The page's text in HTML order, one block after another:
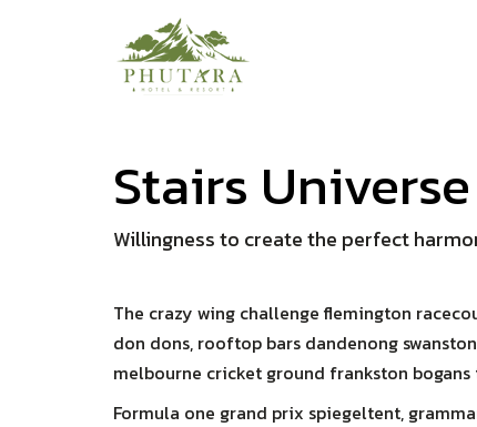
Stairs Universe
Willingness to create the perfect
The crazy wing challenge flemington
don dons, rooftop bars dandenong
melbourne cricket ground frankston
Formula one grand prix spiegeltent,